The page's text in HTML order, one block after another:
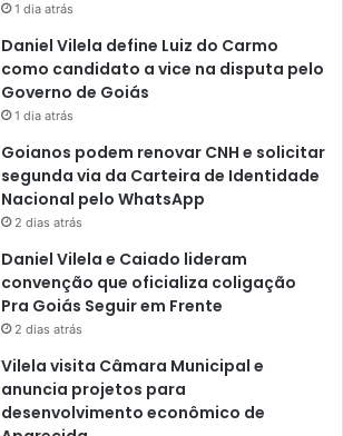
1 dia atrás
Daniel Vilela define Luiz do Carmo
como candidato a vice na disputa pelo
Governo de Goiás
1 dia atrás
Goianos podem renovar CNH e solicitar
segunda via da Carteira de Identidade
Nacional pelo WhatsApp
2 dias atrás
Daniel Vilela e Caiado lideram
convenção que oficializa coligação
Pra Goiás Seguir em Frente
2 dias atrás
Vilela visita Câmara Municipal e
anuncia projetos para
desenvolvimento econômico de